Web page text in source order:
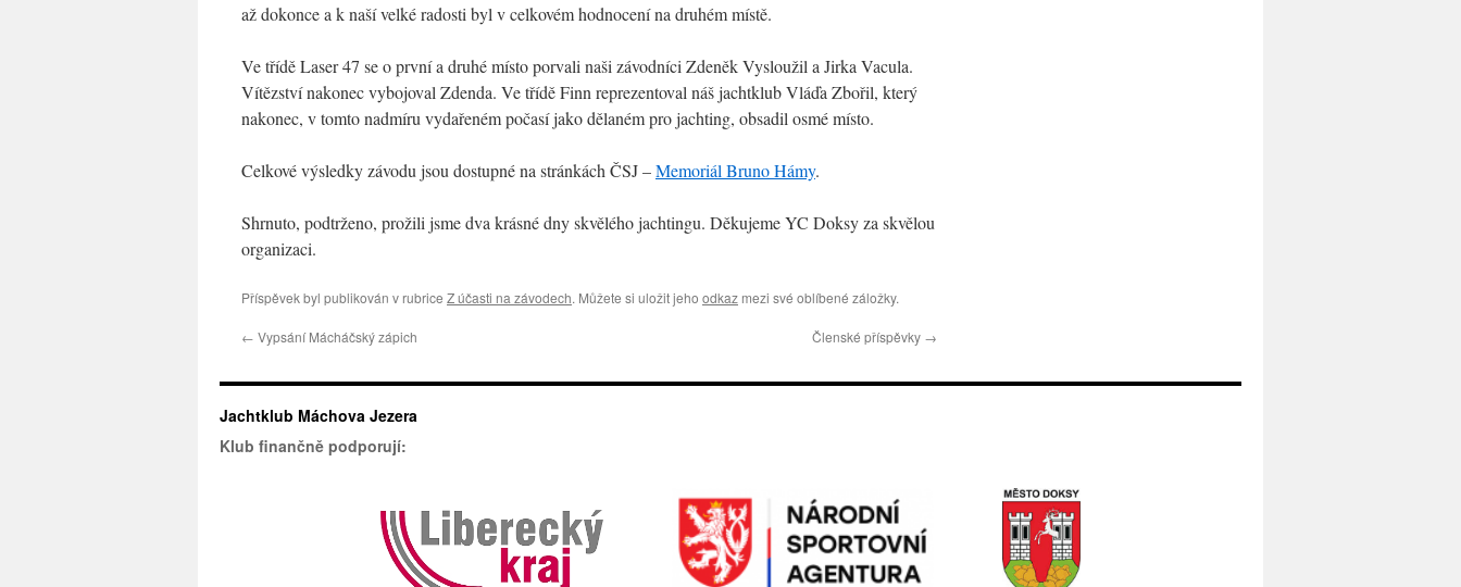
až dokonce a k naší velké radosti byl v celkovém hodnocení na druhém místě.
Ve třídě Laser 47 se o první a druhé místo porvali naši závodníci Zdeněk Vysloužil a Jirka Vacula.
Vítězství nakonec vybojoval Zdenda. Ve třídě Finn reprezentoval náš jachtklub Vláďa Zbořil, který
nakonec, v tomto nadmíru vydařeném počasí jako dělaném pro jachting, obsadil osmé místo.
Celkové výsledky závodu jsou dostupné na stránkách ČSJ –Memoriál Bruno Hámy.
Shrnuto, podtrženo, prožili jsme dva krásné dny skvělého jachtingu. Děkujeme YC Doksy za skvělou
organizaci.
Příspěvek byl publikován v rubrice Z účasti na závodech. Můžete si uložit jeho odkaz mezi své oblíbené záložky.
← Vypsání Mácháčský zápich Členské příspěvky →
Jachtklub Máchova Jezera
Klub finančně podporují: